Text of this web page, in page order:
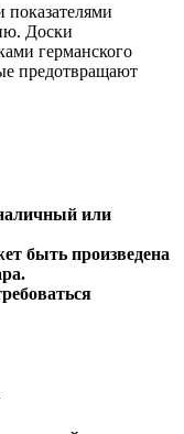
Доски
германского
предотвращают
или
быть произведена